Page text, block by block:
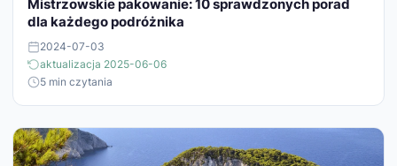
Mistrzowskie pakowanie: 10 sprawdzonych porad
dla każdego podróżnika
2024-07-03
aktualizacja 2025-06-06
5 min czytania